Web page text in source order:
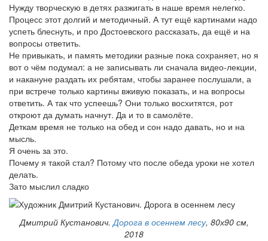
Нужду творческую в детях разжигать в наше время нелегко.
Процесс этот долгий и методичный. А тут ещё картинами надо
успеть блеснуть, и про Достоевского рассказать, да ещё и на
вопросы ответить.
Не привыкать, и память методики разные пока сохраняет, но я
вот о чём подумал: а не записывать ли сначала видео-лекции,
и накануне раздать их ребятам, чтобы заранее послушали, а
при встрече только картины вживую показать, и на вопросы
ответить. А так что успеешь? Они только восхитятся, рот
откроют да думать начнут. Да и то в самолёте.
Деткам время не только на обед и сон надо давать, но и на
мысль.
Я очень за это.
Почему я такой стал? Потому что после обеда уроки не хотел
делать.
Зато мыслил сладко
Дмитрий Кустанович.Дорога в осеннем лесу, 80х90 см,
2018